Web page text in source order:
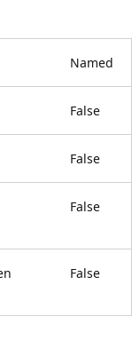
Named
False
False
False
False